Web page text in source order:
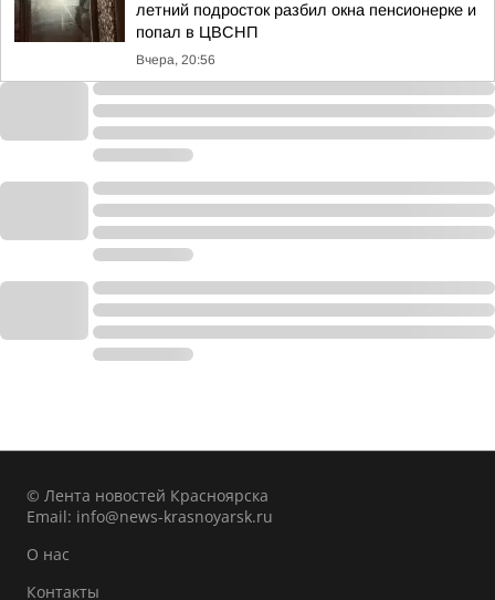
летний подросток разбил окна пенсионерке и
попал в ЦВСНП
Вчера, 20:56
© Лента новостей Красноярска
Email: info@news-krasnoyarsk.ru
О нас
Контакты